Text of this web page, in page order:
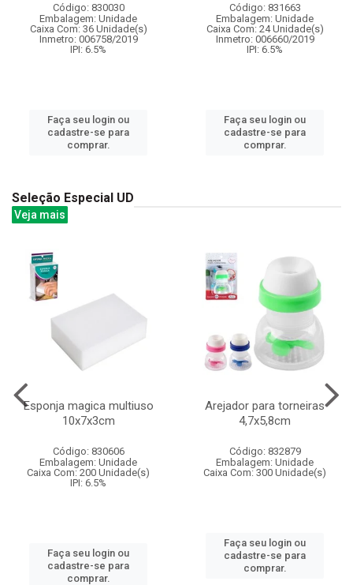
Código: 830030
Embalagem: Unidade
Caixa Com: 36 Unidade(s)
Inmetro: 006758/2019
IPI: 6.5%
Faça seu login ou
cadastre-se para
comprar.
Código: 831663
Embalagem: Unidade
Caixa Com: 24 Unidade(s)
Inmetro: 006660/2019
IPI: 6.5%
Faça seu login ou
cadastre-se para
comprar.
Seleção Especial UD
Veja mais
Esponja magica multiuso
10x7x3cm
Código: 830606
Embalagem: Unidade
Caixa Com: 200 Unidade(s)
IPI: 6.5%
Faça seu login ou
cadastre-se para
comprar.
Arejador para torneiras
4,7x5,8cm
Código: 832879
Embalagem: Unidade
Caixa Com: 300 Unidade(s)
Faça seu login ou
cadastre-se para
comprar.